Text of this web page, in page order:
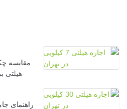
ش
ه
مقایسه
هیلتی
راهنمای